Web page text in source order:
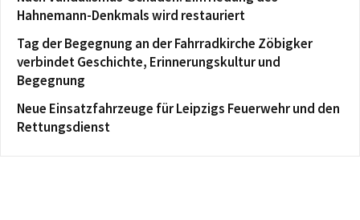
Hahnemann-Denkmals wird restauriert
Tag der Begegnung an der Fahrradkirche Zöbigker
verbindet Geschichte, Erinnerungskultur und
Begegnung
Neue Einsatzfahrzeuge für Leipzigs Feuerwehr und den
Rettungsdienst